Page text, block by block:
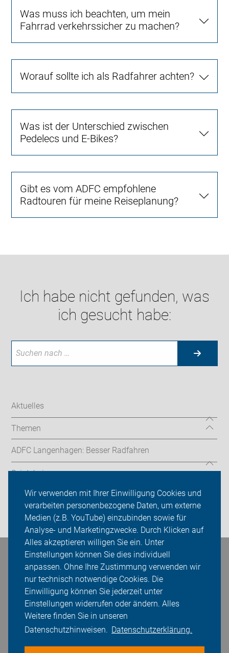
Wir verwenden mit Ihrer Einwilligung Cookies und
verarbeiten personenbezogene Daten, um externe
Medien (z.B. YouTube) einzubinden sowie für
Analyse- und Marketingzwecke. Durch Klicken auf
Alles akzeptieren willigen Sie ein. Unter
Einstellungen können Sie dies individuell
anpassen. Ohne Ihre Zustimmung verwenden wir
nur technisch notwendige Cookies. Die
Einwilligung können Sie jederzeit unter
Einstellungen widerrufen oder ändern. Alles
Weitere finden Sie in unseren
Datenschutzhinweisen. Datenschutzerklärung.
Was muss ich beachten, um mein
Fahrrad verkehrssicher zu machen?
Worauf sollte ich als Radfahrer achten?
Was ist der Unterschied zwischen
Pedelecs und E-Bikes?
Gibt es vom ADFC empfohlene
Radtouren für meine Reiseplanung?
Ich habe nicht gefunden, was
ich gesucht habe:
Aktuelles
Themen
ADFC Langenhagen: Besser Radfahren
Sei dabei
Presse
Login
Bleiben Sie in Kontakt